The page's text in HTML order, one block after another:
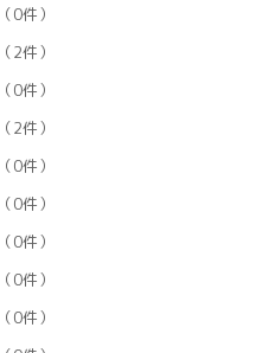
（0件）
（2件）
（0件）
（2件）
（0件）
（0件）
（0件）
（0件）
（0件）